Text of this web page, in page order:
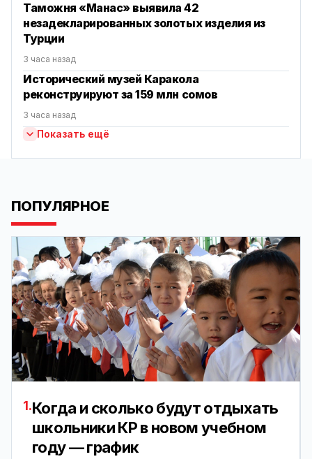
Таможня «Манас» выявила 42
незадекларированных золотых изделия из
Турции
3 часа назад
Исторический музей Каракола
реконструируют за 159 млн сомов
3 часа назад
Показать ещё
ПОПУЛЯРНОЕ
1.Когда и сколько будут отдыхать
школьники КР в новом учебном
году — график